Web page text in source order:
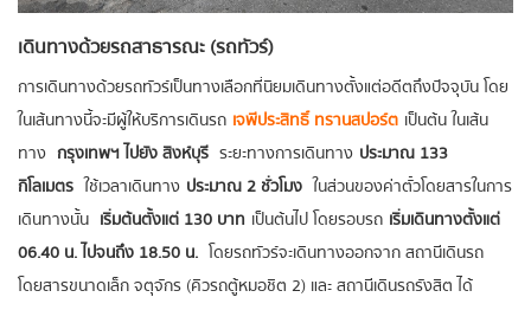
เดินทางด้วยรถสาธารณะ (รถทัวร์)
การเดินทางด้วยรถทัวร์เป็นทางเลือกที่นิยมเดินทางตั้งแต่อดีตถึงปัจจุบัน โดย
ในเส้นทางนี้จะมีผู้ให้บริการเดินรถ เจพีประสิทธิ์ ทรานสปอร์ต เป็นต้น ในเส้น
ทาง กรุงเทพฯ ไปยัง สิงห์บุรี ระยะทางการเดินทาง ประมาณ 133
กิโลเมตร ใช้เวลาเดินทาง ประมาณ 2 ชั่วโมง ในส่วนของค่าตั๋วโดยสารในการ
เดินทางนั้น เริ่มต้นตั้งแต่ 130 บาท เป็นต้นไป โดยรอบรถ เริ่มเดินทางตั้งแต่
06.40 น. ไปจนถึง 18.50 น. โดยรถทัวร์จะเดินทางออกจาก สถานีเดินรถ
โดยสารขนาดเล็ก จตุจักร (คิวรถตู้หมอชิต 2) และ สถานีเดินรถรังสิต ได้